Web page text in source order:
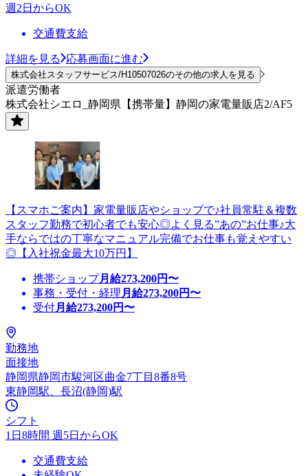
週2日からOK
交通費支給
詳細を見る 応募画面に進む
株式会社スタッフサービス/H10507026のその他の求人を見る
派遣労働者
株式会社シエロ_静岡県【携帯量】静岡の家電量販店2/AF5
【スマホご案内】家電量販店やショップで♪社員常駐＆複数
スタッフ勤務で初心者でも安心◎よく見る”あの”お仕事♪大
手ならではの丁寧なマニュアル完備でお仕事も覚えやすい
◎【入社祝金最大10万円】
携帯ショップ月給273,200円〜
事務・受付・経理 月給273,200円〜
受付月給273,200円〜
勤務地
面接地
静岡県静岡市駿河区曲金7丁目8番8号
東静岡駅、長沼(静岡)駅
シフト
1日8時間 週5日からOK
交通費支給